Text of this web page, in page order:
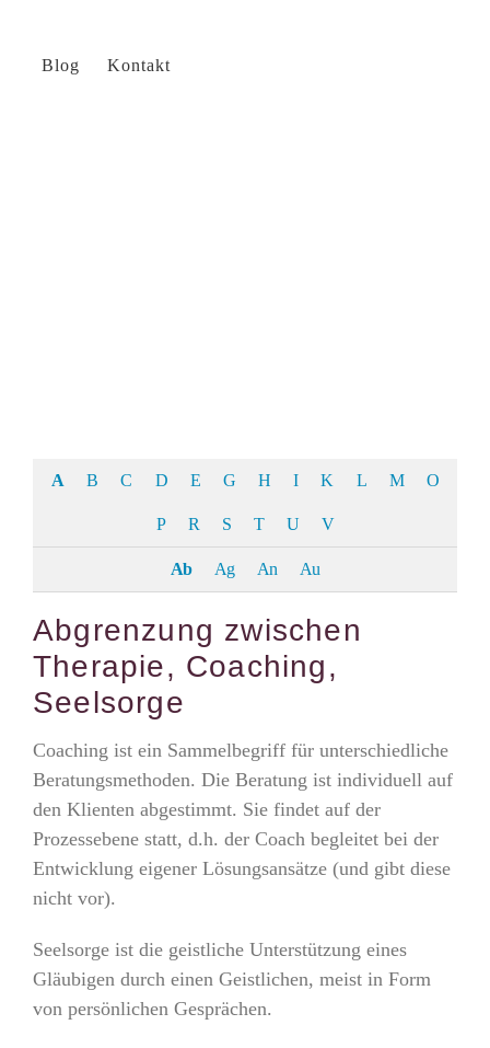
Blog Kontakt
A B C D E G H I K L M O
P R S T U V
Ab Ag An Au
Abgrenzung zwischen
Therapie, Coaching,
Seelsorge
Coaching ist ein Sammelbegriff für unterschiedliche
Beratungsmethoden. Die Beratung ist individuell auf
den Klienten abgestimmt. Sie findet auf der
Prozessebene statt, d.h. der Coach begleitet bei der
Entwicklung eigener Lösungsansätze (und gibt diese
nicht vor).
Seelsorge ist die geistliche Unterstützung eines
Gläubigen durch einen Geistlichen, meist in Form
von persönlichen Gesprächen.